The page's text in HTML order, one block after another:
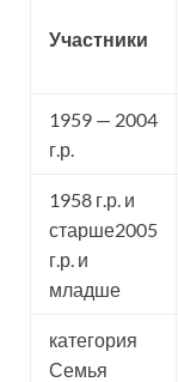
Участники
1959 — 2004
г.р.
1958 г.р. и
старше2005
г.р. и
младше
категория
Семья